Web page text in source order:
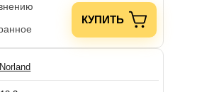
КУПИТЬ
Norland